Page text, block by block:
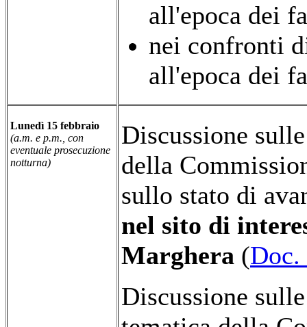
all'epoca dei
nei confronti
all'epoca dei
Lunedì 15 febbraio
(a.m. e p.m., con
eventuale prosecuzione
notturna)
Discussione
della
sullo stato di
nel sito di
Marghera (
Discussione